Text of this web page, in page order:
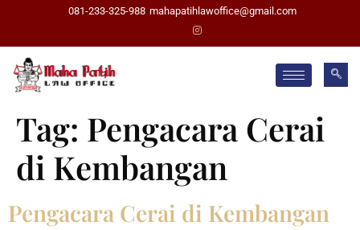
081-233-325-988 mahapatihlawoffice@gmail.com
Tag: Pengacara Cerai
di Kembangan
Pengacara Cerai di Kembangan